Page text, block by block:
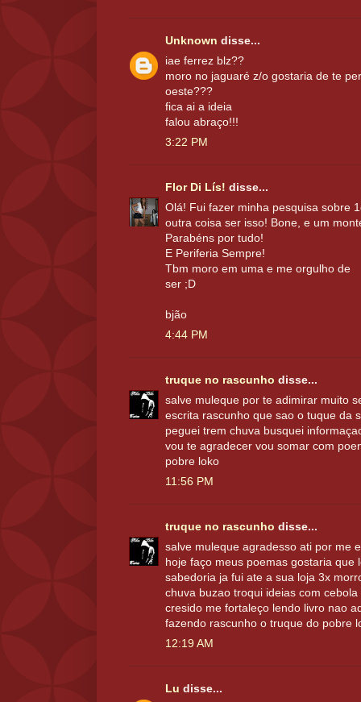
Unknown disse...
iae ferrez blz??
moro no jaguaré z/o gostaria de te
oeste???
fica ai a ideia
falou abraço!!!
3:22 PM
Flor Di Lís! disse...
Olá! Fui fazer minha pesquisa sobre
outra coisa ser isso! Bone, e um
Parabéns por tudo!
E Periferia Sempre!
Tbm moro em uma e me orgulho de
ser ;D
bjão
4:44 PM
truque no rascunho disse...
salve muleque por te adimirar muito
escrita rascunho que sao o tuque da
peguei trem chuva busquei
vou te agradecer vou somar com
pobre loko
11:56 PM
truque no rascunho disse...
salve muleque agradesso ati por me
hoje faço meus poemas gostaria que
sabedoria ja fui ate a sua loja 3x
chuva buzao troqui ideias com
cresido me fortaleço lendo livro nao
fazendo rascunho o truque do pobre
12:19 AM
Lu disse...